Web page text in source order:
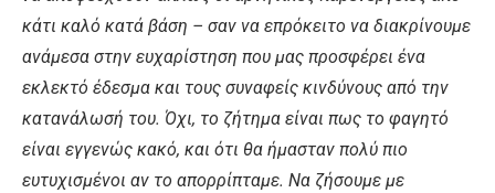
κάτι καλό κατά βάση – σαν να επρόκειτο να διακρίνουμε
ανάμεσα στην ευχαρίστηση που μας προσφέρει ένα
εκλεκτό έδεσμα και τους συναφείς κινδύνους από την
κατανάλωσή του. Όχι, το ζήτημα είναι πως το φαγητό
είναι εγγενώς κακό, και ότι θα ήμασταν πολύ πιο
ευτυχισμένοι αν το απορρίπταμε. Να ζήσουμε με